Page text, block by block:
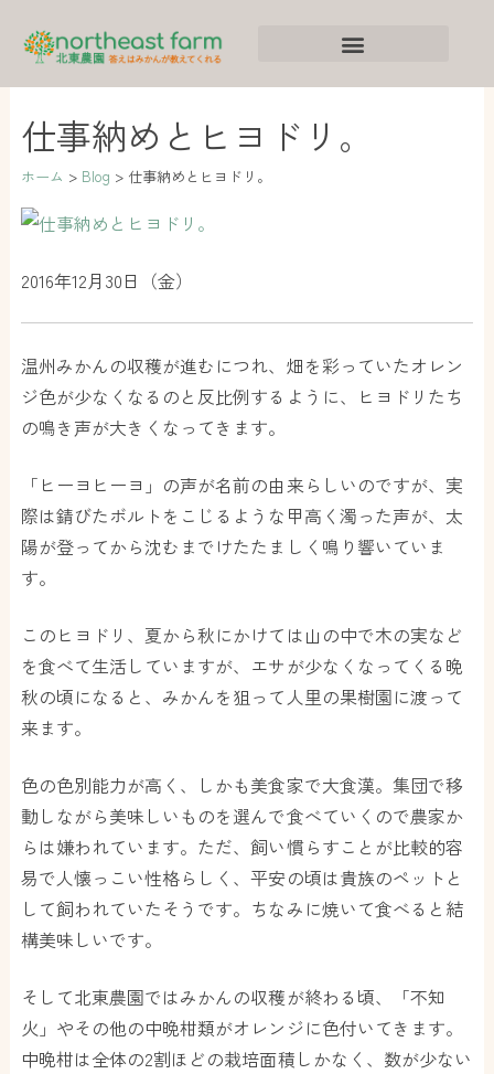
仕事納めとヒヨドリ。
ホーム Blog 仕事納めとヒヨドリ。
2016年12月30日（金）
温州みかんの収穫が進むにつれ、畑を彩っていたオレン
ジ色が少なくなるのと反比例するように、ヒヨドリたち
の鳴き声が大きくなってきます。
「ヒーヨヒーヨ」の声が名前の由来らしいのですが、実
際は錆びたボルトをこじるような甲高く濁った声が、太
陽が登ってから沈むまでけたたましく鳴り響いていま
す。
このヒヨドリ、夏から秋にかけては山の中で木の実など
を食べて生活していますが、エサが少なくなってくる晩
秋の頃になると、みかんを狙って人里の果樹園に渡って
来ます。
色の色別能力が高く、しかも美食家で大食漢。集団で移
動しながら美味しいものを選んで食べていくので農家か
らは嫌われています。ただ、飼い慣らすことが比較的容
易で人懐っこい性格らしく、平安の頃は貴族のペットと
して飼われていたそうです。ちなみに焼いて食べると結
構美味しいです。
そして北東農園ではみかんの収穫が終わる頃、「不知
火」やその他の中晩柑類がオレンジに色付いてきます。
中晩柑は全体の2割ほどの栽培面積しかなく、数が少ない
ー
カ
イ
ブ
テ
ゴ
リ
ー